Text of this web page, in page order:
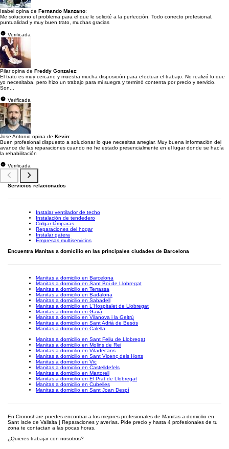
Isabel opina de Fernando Manzano:
Me soluciono el problema para el que le solicité a la perfección. Todo correcto profesional,
puntualidad y muy buen trato, muchas gracias
Verificada
Pilar opina de Freddy Gonzalez:
El trato es muy cercano y muestra mucha disposición para efectuar el trabajo. No realizó lo que
yo necesitaba, pero hizo un trabajo para mi suegra y terminó contenta por precio y servicio.
Son...
Verificada
Jose Antonio opina de Kevin:
Buen profesional dispuesto a solucionar lo que necesitas arreglar. Muy buena información del
avance de las reparaciones cuando no he estado presencialmente en el lugar donde se hacía
la rehabilitación
Verificada
Servicios relacionados
Instalar ventilador de techo
Instalación de tendedero
Colgar lámparas
Reparaciones del hogar
Instalar gatera
Empresas multiservicios
Encuentra Manitas a domicilio en las principales ciudades de Barcelona
Manitas a domicilio en Barcelona
Manitas a domicilio en Sant Boi de Llobregat
Manitas a domicilio en Terrassa
Manitas a domicilio en Badalona
Manitas a domicilio en Sabadell
Manitas a domicilio en L'Hospitalet de Llobregat
Manitas a domicilio en Gavà
Manitas a domicilio en Vilanova i la Geltrú
Manitas a domicilio en Sant Adrià de Besòs
Manitas a domicilio en Calella
Manitas a domicilio en Sant Feliu de Llobregat
Manitas a domicilio en Molins de Rei
Manitas a domicilio en Viladecans
Manitas a domicilio en Sant Vicenç dels Horts
Manitas a domicilio en Vic
Manitas a domicilio en Castelldefels
Manitas a domicilio en Martorell
Manitas a domicilio en El Prat de Llobregat
Manitas a domicilio en Cubelles
Manitas a domicilio en Sant Joan Despí
En Cronoshare puedes encontrar a los mejores profesionales de Manitas a domicilio en
Sant Iscle de Vallalta | Reparaciones y averías. Pide precio y hasta 4 profesionales de tu
zona te contactan a las pocas horas.
¿Quieres trabajar con nosotros?